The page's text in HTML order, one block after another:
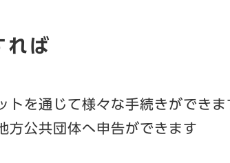
れば
トを通じて様々な手続きができま
方公共団体へ申告ができます